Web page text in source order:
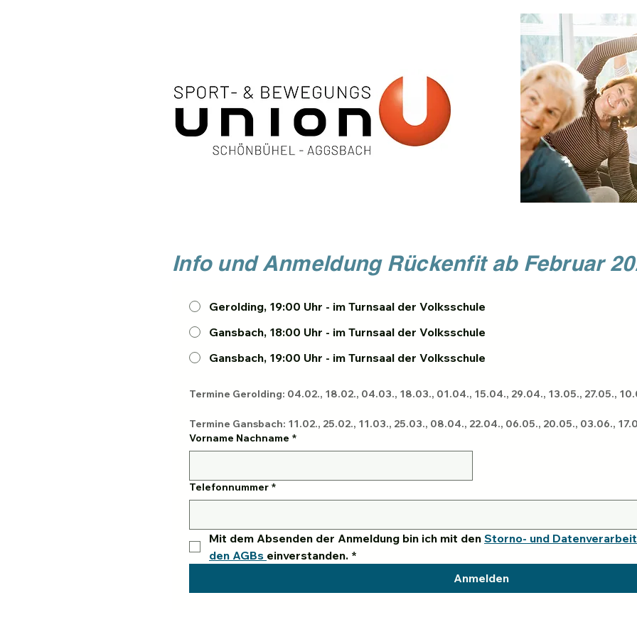
Info und Anmeldung Rückenfit ab Februar
Gerolding, 19:00 Uhr - im Turnsaal der Volksschule
Gansbach, 18:00 Uhr - im Turnsaal der Volksschule
Gansbach, 19:00 Uhr - im Turnsaal der Volksschule
Termine Gansbach: 11.02., 25.02., 11.03., 25.03., 08.04., 22.04., 06.05., 20.05., 03.06.,
Vorname Nachname *
Telefonnummer *
Mit dem Absenden der Anmeldung bin ich mit den Storno- und
den AGBs einverstanden. *
Anmelden